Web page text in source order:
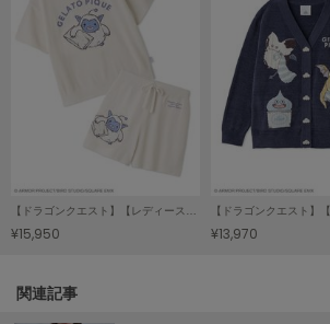
ソリン
スタイルヴォイスフォー
スペルガ
¥15,950 ¥13,970
関連記事